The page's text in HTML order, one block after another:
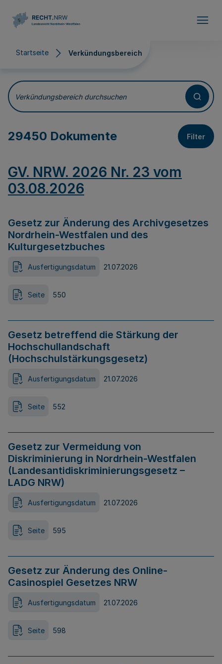
Startseite Verkündungsbereich
Verkündungsbereich
Verkündungsbereich durchsuchen
29450 Dokumente Filter
GV. NRW. 2026 Nr. 23 vom
03.08.2026
Gesetz zur Änderung des Archivgesetzes
Nordrhein-Westfalen und des
Kulturgesetzbuches
Ausfertigungsdatum 21.07.2026
Seite 550
Gesetz betreffend die Stärkung der
Hochschullandschaft
(Hochschulstärkungsgesetz)
Ausfertigungsdatum 21.07.2026
Seite 552
Gesetz zur Vermeidung von
Diskriminierung in Nordrhein-Westfalen
(Landesantidiskriminierungsgesetz –
LADG NRW)
Ausfertigungsdatum 21.07.2026
Seite 595
Gesetz zur Änderung des Online-
Casinospiel Gesetzes NRW
Ausfertigungsdatum 21.07.2026
Seite 598